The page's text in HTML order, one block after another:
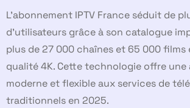
L’abonnement IPTV France séduit de
d’utilisateurs grâce à son catalogue
plus de 27 000 chaînes et 65 000 films
qualité 4K. Cette technologie offre
moderne et flexible aux services de
traditionnels en 2025.